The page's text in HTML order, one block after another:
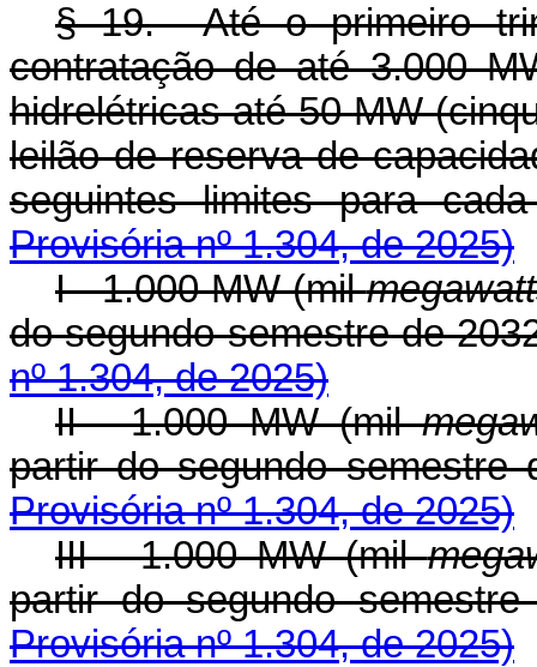
§ 19. Até o primeiro
contratação de até 3.000
hidrelétricas até 50 MW
leilão de reserva de
seguintes limites para
Provisória nº 1.304, de 2025)
I - 1.000 MW (mil
do segundo semestre de
nº 1.304, de 2025)
II - 1.000 MW (mil
partir do segundo
Provisória nº 1.304, de 2025)
III - 1.000 MW (mil
partir do segundo
Provisória nº 1.304, de 2025)